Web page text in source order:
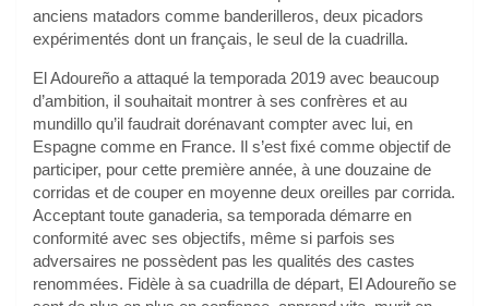
anciens matadors comme banderilleros, deux picadors
expérimentés dont un français, le seul de la cuadrilla.
El Adoureño a attaqué la temporada 2019 avec beaucoup
d’ambition, il souhaitait montrer à ses confrères et au
mundillo qu’il faudrait dorénavant compter avec lui, en
Espagne comme en France. Il s’est fixé comme objectif de
participer, pour cette première année, à une douzaine de
corridas et de couper en moyenne deux oreilles par corrida.
Acceptant toute ganaderia, sa temporada démarre en
conformité avec ses objectifs, même si parfois ses
adversaires ne possèdent pas les qualités des castes
renommées. Fidèle à sa cuadrilla de départ, El Adoureño se